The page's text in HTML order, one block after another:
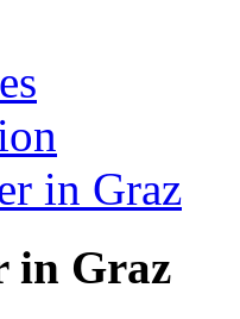
in Graz
in Graz